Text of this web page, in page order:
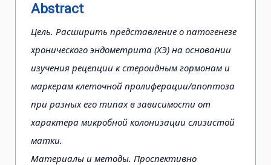
Abstract
Цель. Расширить представление о патогенезе
хронического эндометрита (ХЭ) на основании
изучения рецепции к стероидным гормонам и
маркерам клеточной пролиферации/апоптоза
при разных его типах в зависимости от
характера микробной колонизации слизистой
матки.
Материалы и методы. Проспективно